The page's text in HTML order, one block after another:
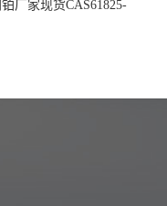
厂家现货CAS61825-